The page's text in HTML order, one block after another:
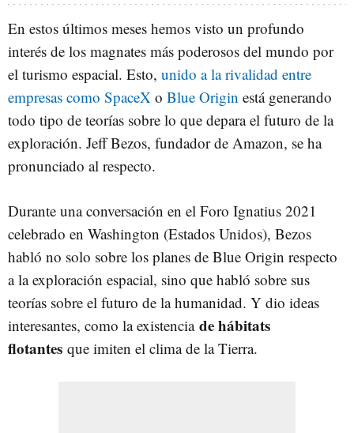
En estos últimos meses hemos visto un profundo
interés de los magnates más poderosos del mundo por
el turismo espacial. Esto, unido a la rivalidad entre
empresas como SpaceX o Blue Origin está generando
todo tipo de teorías sobre lo que depara el futuro de la
exploración. Jeff Bezos, fundador de Amazon, se ha
pronunciado al respecto.
Durante una conversación en el Foro Ignatius 2021
celebrado en Washington (Estados Unidos), Bezos
habló no solo sobre los planes de Blue Origin respecto
a la exploración espacial, sino que habló sobre sus
teorías sobre el futuro de la humanidad. Y dio ideas
interesantes, como la existencia de hábitats
flotantes que imiten el clima de la Tierra.